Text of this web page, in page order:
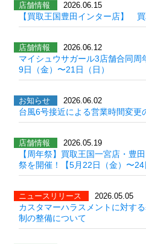
店舗情報 2026.06.15
【買取王国豊田インター店】
店舗情報 2026.06.12
マイシュウサガール3店舗合同
9日（金）〜21日（日）
お知らせ 2026.06.02
台風6号接近による営業時間変更
店舗情報 2026.05.19
【周年祭】買取王国一宮店・
祭を開催！【5月22日（金）〜24
ニュースリリース 2026.05.05
カスタマーハラスメントに対す
制の整備について